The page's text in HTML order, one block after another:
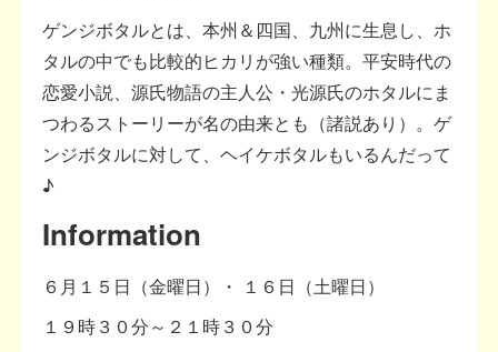
ゲンジボタルとは、本州＆四国、九州に生息し、ホ
タルの中でも比較的ヒカリが強い種類。平安時代の
恋愛小説、源氏物語の主人公・光源氏のホタルにま
つわるストーリーが名の由来とも（諸説あり）。ゲ
ンジボタルに対して、ヘイケボタルもいるんだって
♪
Information
６月１５日（金曜日）・ １６日（土曜日）
１９時３０分～２１時３０分